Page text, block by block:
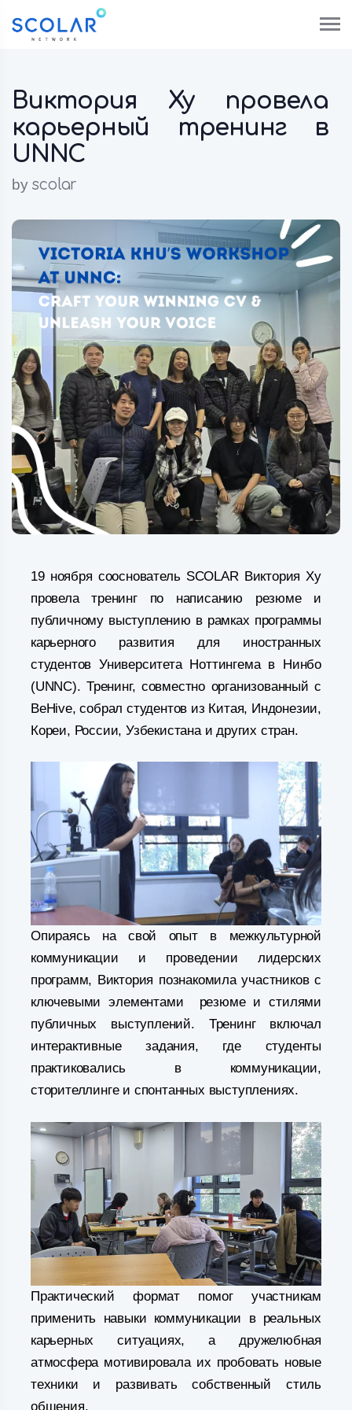
Виктория Ху провела
карьерный тренинг в
UNNC
by scolar
19 ноября сооснователь SCOLAR Виктория Ху
провела тренинг по написанию резюме и
публичному выступлению в рамках программы
карьерного развития для иностранных
студентов Университета Ноттингема в Нинбо
(UNNC). Тренинг, совместно организованный с
BeHive, собрал студентов из Китая, Индонезии,
Кореи, России, Узбекистана и других стран.
Опираясь на свой опыт в межкультурной
коммуникации и проведении лидерских
программ, Виктория познакомила участников с
ключевыми элементами резюме и стилями
публичных выступлений. Тренинг включал
интерактивные задания, где студенты
практиковались в коммуникации,
сторителлинге и спонтанных выступлениях.
Практический формат помог участникам
применить навыки коммуникации в реальных
карьерных ситуациях, а дружелюбная
атмосфера мотивировала их пробовать новые
техники и развивать собственный стиль
общения.